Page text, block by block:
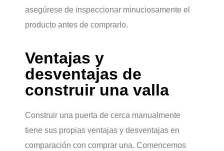
asegúrese de inspeccionar minuciosamente el
producto antes de comprarlo.
Ventajas y
desventajas de
construir una valla
Construir una puerta de cerca manualmente
tiene sus propias ventajas y desventajas en
comparación con comprar una. Comencemos